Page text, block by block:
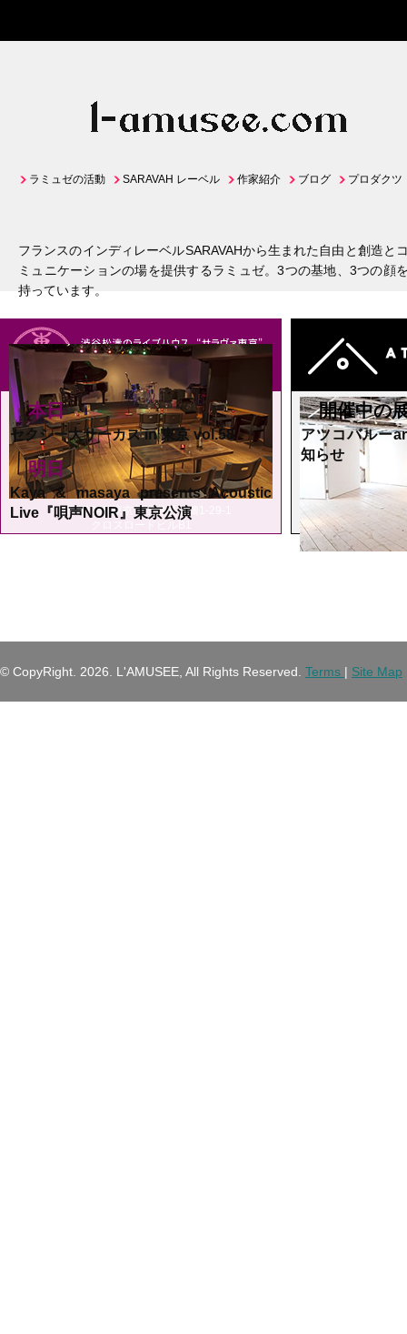
ラミュゼの活動 SARAVAH レーベル 作家紹介 ブログ プロダクツ
フランスのインディレーベルSARAVAHから生まれた自由と創造と
ミュニケーションの場を提供するラミュゼ。3つの基地、3つの顔
持っています。
〒150-0046 東京都渋谷区松濤1-29-1
本日
セクシー大サーカス in 東京 vol.58
明日
Kaya & masaya presents Acoustic
Live『唄声NOIR』東京公演
開催中の
アツコバルー
知らせ
© CopyRight. 2026. L'AMUSEE, All Rights Reserved. Terms | Site Map